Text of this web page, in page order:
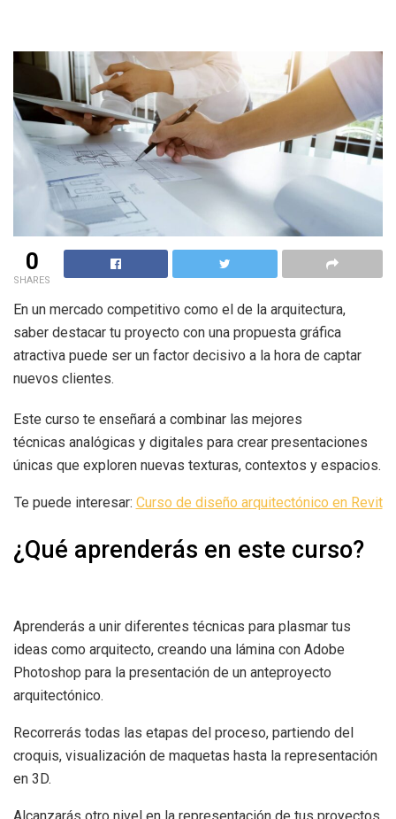
0
SHARES
En un mercado competitivo como el de la arquitectura,
saber destacar tu proyecto con una propuesta gráfica
atractiva puede ser un factor decisivo a la hora de captar
nuevos clientes.
Este curso te enseñará a combinar las mejores
técnicas analógicas y digitales para crear presentaciones
únicas que exploren nuevas texturas, contextos y espacios.
Te puede interesar: Curso de diseño arquitectónico en Revit
¿Qué aprenderás en este curso?
Aprenderás a unir diferentes técnicas para plasmar tus
ideas como arquitecto, creando una lámina con Adobe
Photoshop para la presentación de un anteproyecto
arquitectónico.
Recorrerás todas las etapas del proceso, partiendo del
croquis, visualización de maquetas hasta la representación
en 3D.